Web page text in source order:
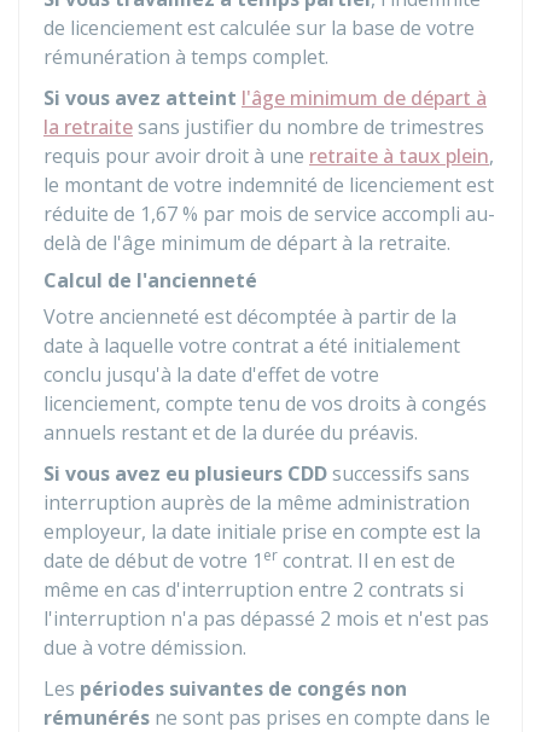
de licenciement est calculée sur la base de votre
rémunération à temps complet.
Si vous avez atteint l'âge minimum de départ à
la retraitesans justifier du nombre de trimestres
requis pour avoir droit à une retraite à taux plein,
le montant de votre indemnité de licenciement est
réduite de 1,67 % par mois de service accompli au-
delà de l'âge minimum de départ à la retraite.
Calcul de l'ancienneté
Votre ancienneté est décomptée à partir de la
date à laquelle votre contrat a été initialement
conclu jusqu'à la date d'effet de votre
licenciement, compte tenu de vos droits à congés
annuels restant et de la durée du préavis.
Si vous avez eu plusieurs CDDsuccessifs sans
interruption auprès de la même administration
employeur, la date initiale prise en compte est la
date de début de votre 1 er contrat. Il en est de
même en cas d'interruption entre 2 contrats si
l'interruption n'a pas dépassé 2 mois et n'est pas
due à votre démission.
Les périodes suivantes de congés non
rémunérés ne sont pas prises en compte dans le